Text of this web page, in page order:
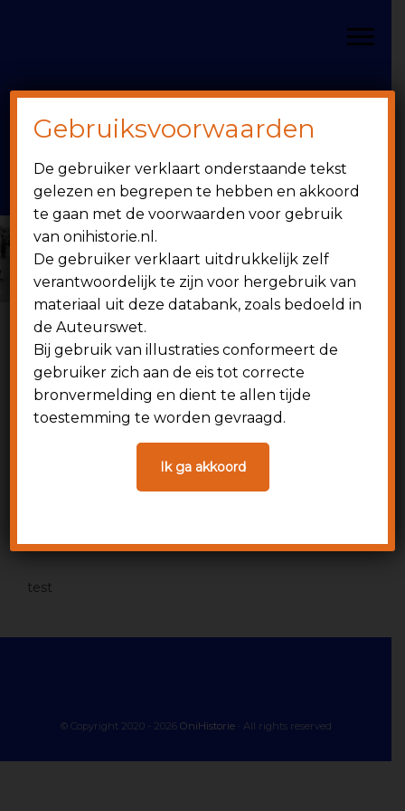
inhoud
sidebar
Rechts
onihistorie.nl
1949 - heden
test
© Copyright 2020 - 2026 OniHistorie· All rights reserved
Gebruiksvoorwaarden
De gebruiker verklaart onderstaande tekst
gelezen en begrepen te hebben en akkoord
te gaan met de voorwaarden voor gebruik
van onihistorie.nl.
De gebruiker verklaart uitdrukkelijk zelf
verantwoordelijk te zijn voor hergebruik van
materiaal uit deze databank, zoals bedoeld in
de Auteurswet.
Bij gebruik van illustraties conformeert de
gebruiker zich aan de eis tot correcte
bronvermelding en dient te allen tijde
toestemming te worden gevraagd.
Ik ga akkoord